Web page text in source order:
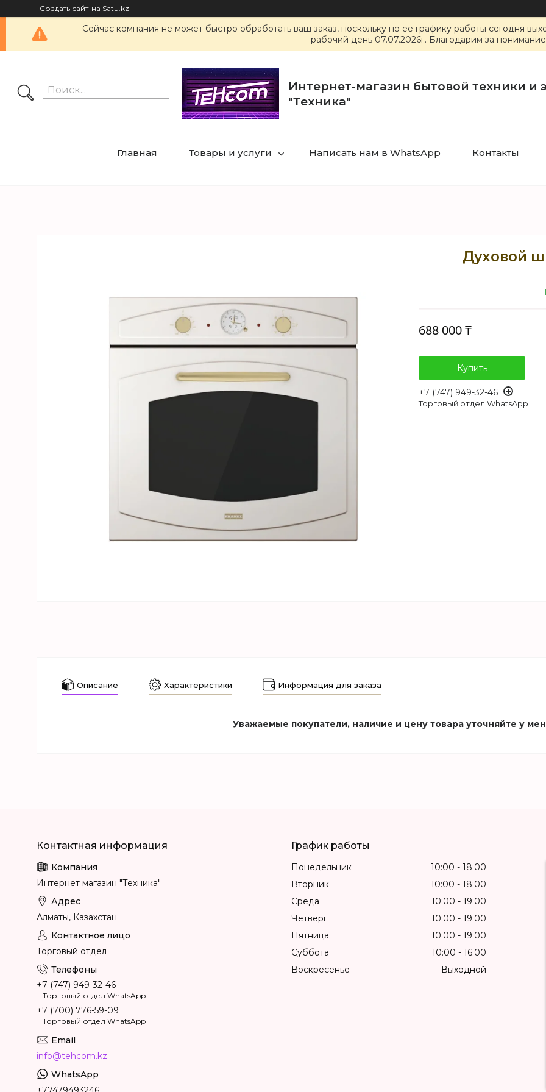
Создать сайт на Satu.kz
Сейчас компания не может быстро обработать ваш заказ, поскольку по ее графику работы сегодня
рабочий день 07.07.2026г. Благодарим за
Интернет-магазин бытовой техники и
"Техника"
Главная Товары и услуги Написать нам в WhatsApp Контакты
Духовой
688 000 ₸
Купить
+7 (747) 949-32-46
Торговый отдел WhatsApp
Описание Характеристики Информация для заказа
Уважаемые покупатели, наличие и цену товара уточняйте у
Интернет магазин "Техника"
Алматы, Казахстан
Торговый отдел
+7 (747) 949-32-46
Торговый отдел WhatsApp
+7 (700) 776-59-09
Торговый отдел WhatsApp
info@tehcom.kz
График работы
Понедельник 10:00
18:00
Вторник
10:00
18:00
Среда
10:00
19:00
Четверг
10:00
19:00
Пятница
10:00
19:00
Суббота
10:00
16:00
Воскресенье
Выходной